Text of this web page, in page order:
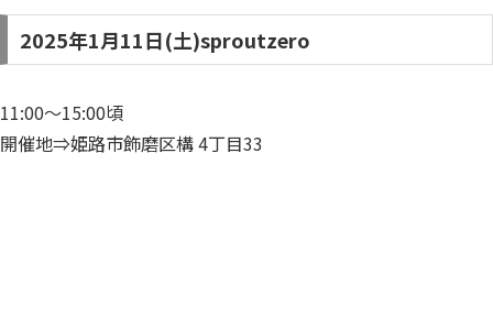
2025年1月11日(土)sproutzero
11:00～15:00頃
開催地⇒姫路市飾磨区構 4丁目33